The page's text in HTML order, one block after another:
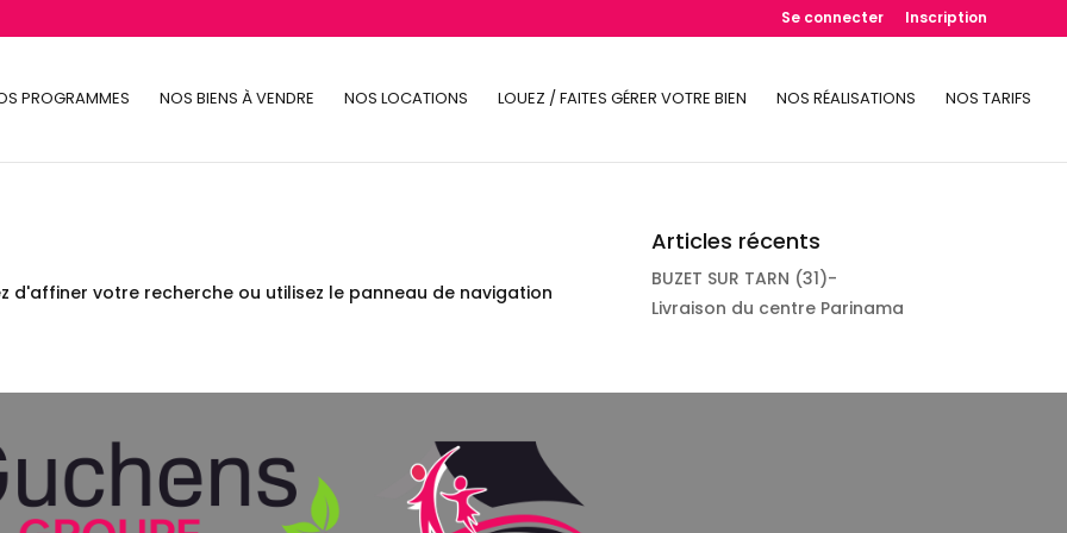
Se connecter Inscription
PROGRAMMES NOS BIENS À VENDRE NOS LOCATIONS LOUEZ / FAITES GÉRER VOTRE BIEN NOS RÉALISATIONS NOS TARIFS
d'affiner votre recherche ou utilisez le panneau de navigation
Articles récents
BUZET SUR TARN (31)-
Livraison du centre Parinama